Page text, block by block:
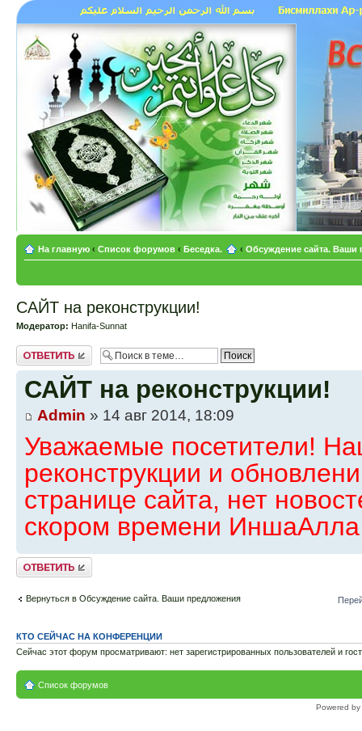
На главную ‹ Список форумов ‹ Беседка. ‹ Обсуждение сайта. Ваши
САЙТ на реконструкции!
Модератор: Hanifa-Sunnat
Ответить
САЙТ на реконструкции!
Admin » 14 авг 2014, 18:09
Уважаемые посетители!
реконструкции и
странице сайта, нет
скором времени
Ответить
Вернуться в Обсуждение сайта. Ваши предложения
КТО СЕЙЧАС НА КОНФЕРЕНЦИИ
Сейчас этот форум просматривают: нет зарегистрированных пользователей и
Список форумов
Powered by